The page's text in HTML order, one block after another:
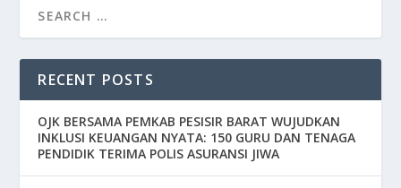
RECENT POSTS
OJK BERSAMA PEMKAB PESISIR BARAT WUJUDKAN
INKLUSI KEUANGAN NYATA: 150 GURU DAN TENAGA
PENDIDIK TERIMA POLIS ASURANSI JIWA